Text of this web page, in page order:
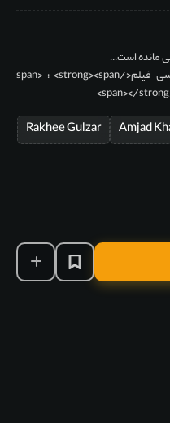
مانده است...
<span style="color: #000000;">نام پارسی فیلم</span> : <strong><span
Amjad
Rakhee Gulzar